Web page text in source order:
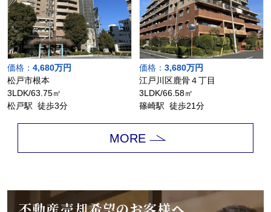
価格： 4,680万円
松戸市根本
3LDK/63.75㎡
松戸駅 徒歩3分
価格： 3,680万円
江戸川区鹿骨４丁目
3LDK/66.58㎡
篠崎駅 徒歩21分
MORE